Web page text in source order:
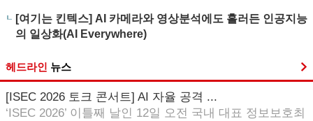
[여기는 킨텍스] AI 카메라와 영상분석에도 흘러든 인공지능
의 일상화(AI Everywhere)
헤드라인 뉴스
[ISEC 2026 토크 콘서트] AI 자율 공격 ...
‘ISEC 2026’ 이틀째 날인 12일 오전 국내 대표 정보보호최